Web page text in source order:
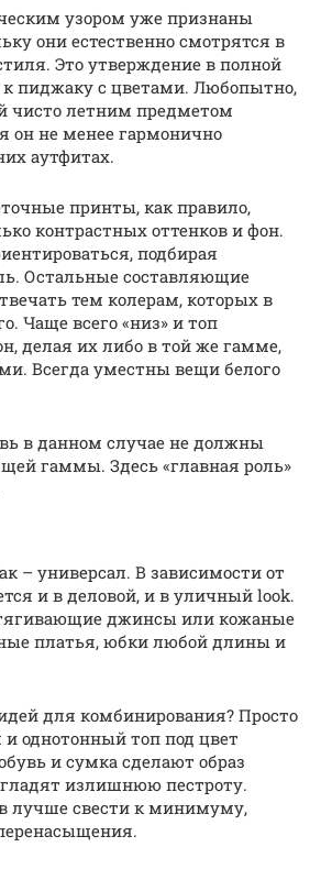
узором уже признаны
они естественно смотрятся в
Это утверждение в полной
к пиджаку с цветами. Любопытно,
чисто летним предметом
он не менее гармонично
аутфитах.
принты, как правило,
контрастных оттенков и фон.
подбирая
Остальные составляющие
тем колерам, которых в
Чаще всего «низ» и топ
делая их либо в той же гамме,
Всегда уместны вещи белого
в данном случае не должны
гаммы. Здесь «главная роль»
– универсал. В зависимости от
и в деловой, и в уличный look.
джинсы или кожаные
платья, юбки любой длины и
для комбинирования? Просто
однотонный топ под цвет
и сумка сделают образ
излишнюю пестроту.
лучше свести к минимуму,